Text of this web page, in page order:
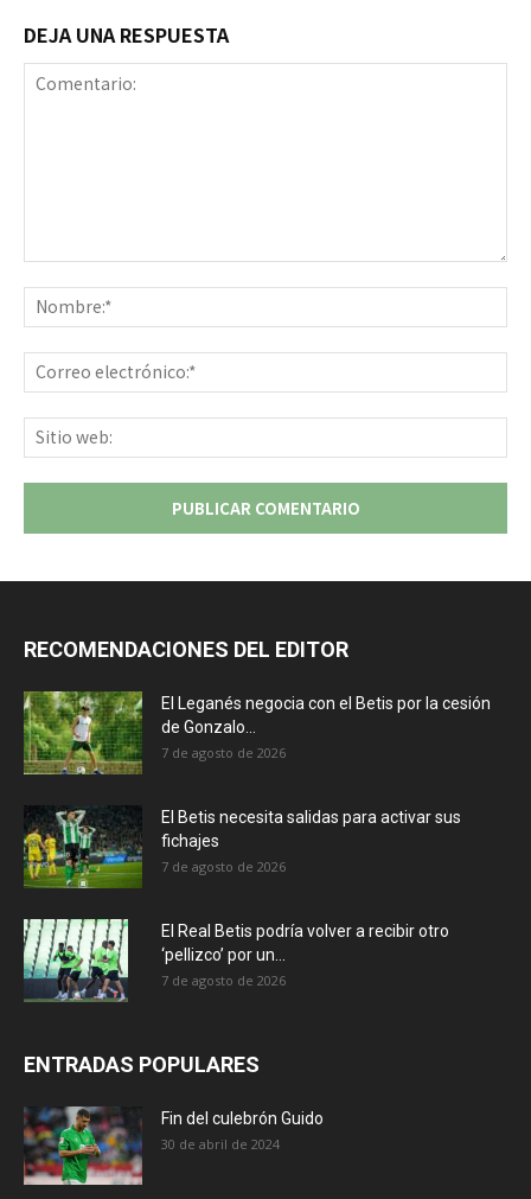
DEJA UNA RESPUESTA
RECOMENDACIONES DEL EDITOR
El Leganés negocia con el Betis por la cesión
de Gonzalo...
7 de agosto de 2026
El Betis necesita salidas para activar sus
fichajes
7 de agosto de 2026
El Real Betis podría volver a recibir otro
‘pellizco’ por un...
7 de agosto de 2026
ENTRADAS POPULARES
Fin del culebrón Guido
30 de abril de 2024